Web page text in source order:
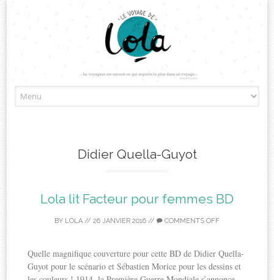
to
Didier Quella-Guyot
Lola lit Facteur pour femmes BD
BY LOLA // 26 JANVIER 2016 // COMMENTS OFF
Quelle magnifique couverture pour cette BD de Didier Quella-
Guyot pour le scénario et Sébastien Morice pour les dessins et